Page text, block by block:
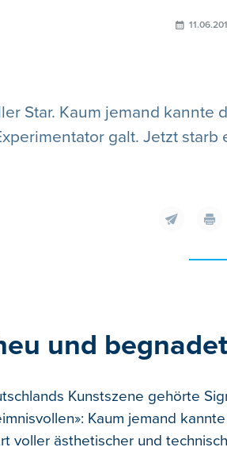
Star. Kaum jemand
galt. Jetzt
und begnadet
Kunstszene gehörte
Kaum jemand
voller ästhetischer und